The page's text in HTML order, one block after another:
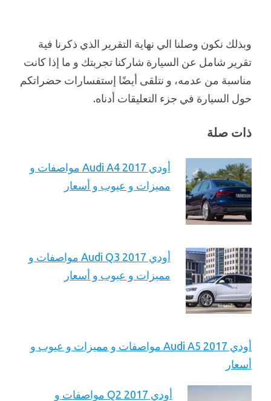
وبذلك نكون وصلنا الي نهاية التقرير الذي ذكرنا فية
تقرير شامل عن السيارة شاركنا تجربتك و ما إذا كانت
مناسبة من عدمه، و نتلقى أيضًا إستفسارات حضراتكم
حول السيارة في جزء التعليقات أدناه.
ذات صلة
أودي 2017 Audi A4 مواصفات و
مميزات و عيوب و أسعار
أودي 2017 Audi Q3 مواصفات و
مميزات و عيوب و أسعار
أودي 2017 Audi A5 مواصفات و مميزات و عيوب و
أسعار
أودي Q2 2017 مواصفات و